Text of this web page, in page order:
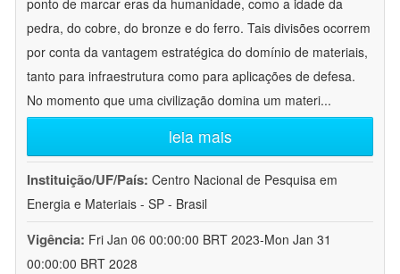
ponto de marcar eras da humanidade, como a idade da
pedra, do cobre, do bronze e do ferro. Tais divisões ocorrem
por conta da vantagem estratégica do domínio de materiais,
tanto para infraestrutura como para aplicações de defesa.
No momento que uma civilização domina um materi...
leia mais
Instituição/UF/País: Centro Nacional de Pesquisa em
Energia e Materiais - SP - Brasil
Vigência: Fri Jan 06 00:00:00 BRT 2023-Mon Jan 31
00:00:00 BRT 2028